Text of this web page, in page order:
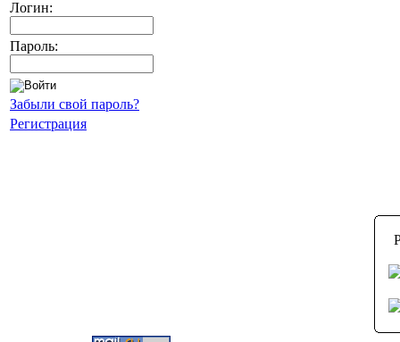
Логин:
Пароль:
Забыли свой пароль?
Регистрация